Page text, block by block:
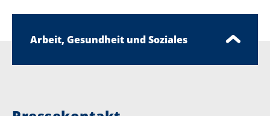
Arbeit, Gesundheit und Soziales